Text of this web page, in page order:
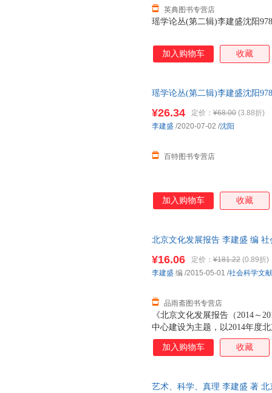
瑶学论丛(第二辑)李建盛沈阳
英典图书专营店
加入购物车 收藏
瑶学论丛(第二辑)李建盛沈阳
¥26.34 定价： ¥68.00 (3.88折)
百特图书专营店
李建盛 /2020-07-02 /沈阳
加入购物车 收藏
北京文化发展报告 李建盛 编
《北京文化发展报告（2014～
中心建设为主题，以2014年度
为基本内容，从首都文化建设
文化创意产业与文化经济、历
¥16.06 定价： ¥181.22 (0.89折)
品雨斋图书专营店
李建盛 编 /2015-05-01 /社会科学文
加入购物车 收藏
艺术、科学、真理 李建盛 著